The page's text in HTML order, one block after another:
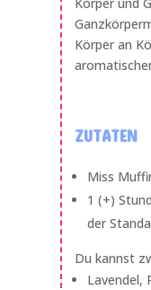
Körper an
ZUTATEN
Miss
1 (+)
der
Du kannst
Lavendel,